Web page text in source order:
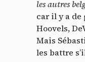
les autres
car il y a de
Hoovels,
Mais
les battre